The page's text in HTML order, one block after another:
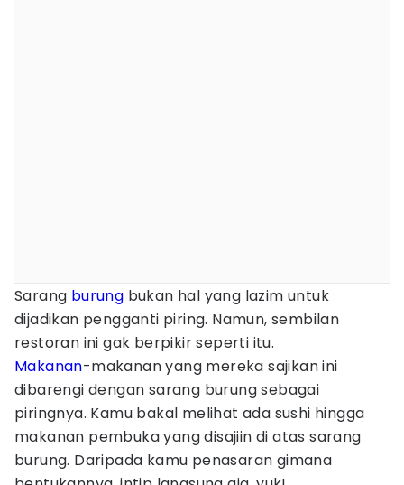
Sarang burung bukan hal yang lazim untuk
dijadikan pengganti piring. Namun, sembilan
restoran ini gak berpikir seperti itu.
Makanan-makanan yang mereka sajikan ini
dibarengi dengan sarang burung sebagai
piringnya. Kamu bakal melihat ada sushi hingga
makanan pembuka yang disajiin di atas sarang
burung. Daripada kamu penasaran gimana